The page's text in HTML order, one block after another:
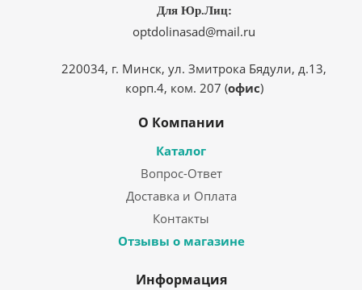
Для Юр.Лиц:
optdolinasad@mail.ru
220034, г. Минск, ул. Змитрока Бядули, д.13,
корп.4, ком. 207 (офис)
О Компании
Каталог
Вопрос-Ответ
Доставка и Оплата
Контакты
Отзывы о магазине
Информация